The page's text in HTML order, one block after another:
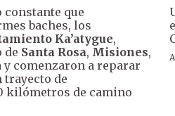
constante que
baches, los
Ka’atygue,
de Santa Rosa, Misiones,
comenzaron a reparar
de
kilómetros de camino